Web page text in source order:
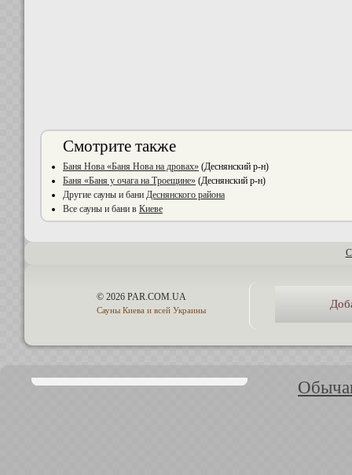
Смотрите также
Баня Нова «Баня Нова на дровах» (Деснянский р-н)
Баня «Баня у очага на Троещине» (Деснянский р-н)
Другие сауны и бани Деснянского района
Все сауны и бани в Киеве
© 2026 PAR.COM.UA
Сауны Киева и всей Украины